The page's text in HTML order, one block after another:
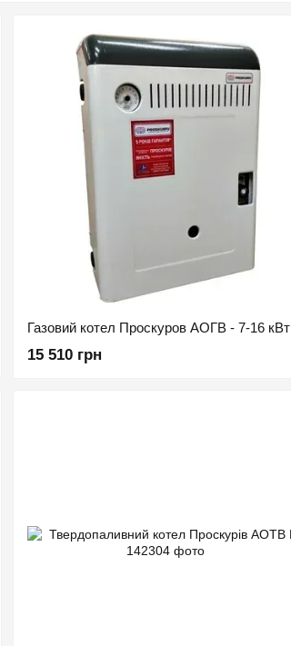
Газовий котел Проскуров АОГВ - 7-16 кВт
15 510 грн